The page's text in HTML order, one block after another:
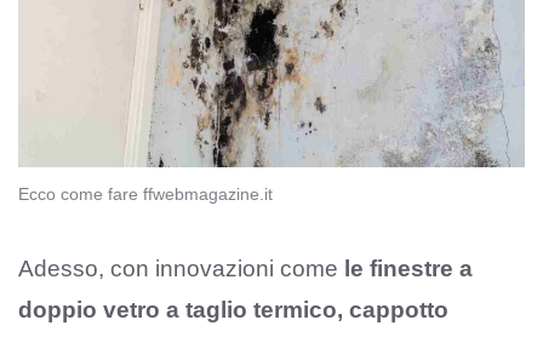
Ecco come fare ffwebmagazine.it
Adesso, con innovazioni come le finestre a
doppio vetro a taglio termico, cappotto